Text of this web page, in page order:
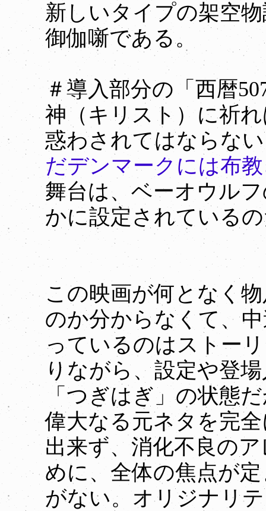
新しいタイプの架空
御伽噺である。
＃導入部分の「西暦
神（キリスト）に祈
惑わされてはならな
だデンマークには布
舞台は、ベーオウル
かに設定されている
この映画が何となく
のか分からなくて、
っているのはストー
りながら、設定や登
「つぎはぎ」の状態
偉大なる元ネタを完
出来ず、消化不良の
めに、全体の焦点が
がない。オリジナリ